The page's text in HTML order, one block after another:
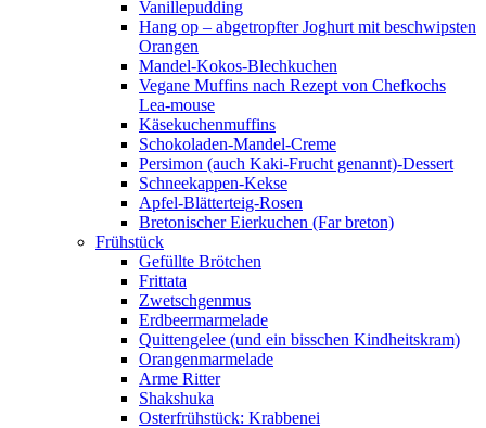
Vanillepudding
Hang op – abgetropfter Joghurt mit beschwipsten
Orangen
Mandel-Kokos-Blechkuchen
Vegane Muffins nach Rezept von Chefkochs
Lea-mouse
Käsekuchenmuffins
Schokoladen-Mandel-Creme
Persimon (auch Kaki-Frucht genannt)-Dessert
Schneekappen-Kekse
Apfel-Blätterteig-Rosen
Bretonischer Eierkuchen (Far breton)
Frühstück
Gefüllte Brötchen
Frittata
Zwetschgenmus
Erdbeermarmelade
Quittengelee (und ein bisschen Kindheitskram)
Orangenmarmelade
Arme Ritter
Shakshuka
Osterfrühstück: Krabbenei